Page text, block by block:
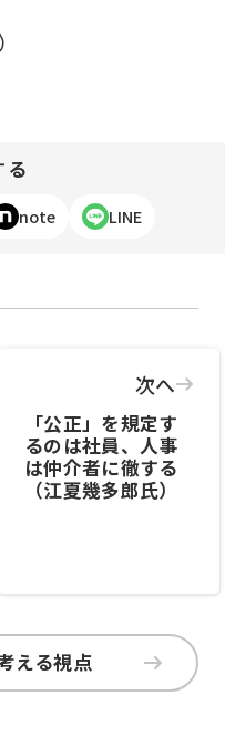
る
note LINE
次へ
「公正」を規定す
るのは社員、人事
は仲介者に徹する
（江夏幾多郎氏）
える視点